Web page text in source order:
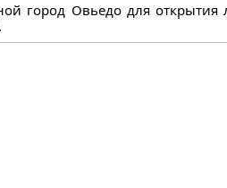
город Овьедо для